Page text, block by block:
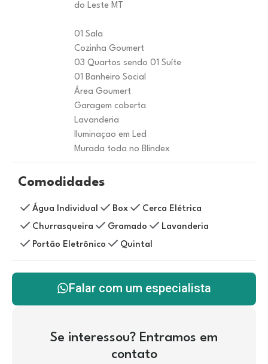
do Leste MT
01 Sala
Cozinha Goumert
03 Quartos sendo 01 Suíte
01 Banheiro Social
Área Goumert
Garagem coberta
Lavanderia
Iluminaçao em Led
Murada toda no Blindex
Comodidades
Água Individual Box
Cerca Elétrica
Churrasqueira
Gramado
Lavanderia
Portão Eletrônico
Quintal
Falar com um especialista
Se interessou? Entramos em
contato